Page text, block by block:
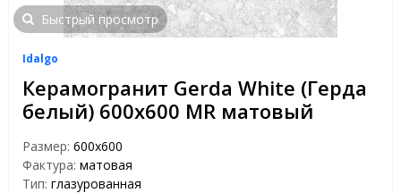
Быстрый просмотр
Idalgo
Керамогранит Gerda White (Герда
белый) 600х600 MR матовый
Размер: 600х600
Фактура: матовая
Тип: глазурованная